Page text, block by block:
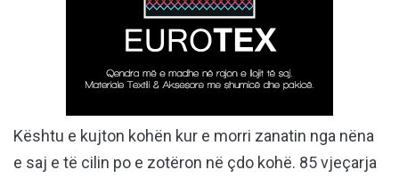
Kështu e kujton kohën kur e morri zanatin nga nëna
e saj e të cilin po e zotëron në çdo kohë. 85 vjeçarja